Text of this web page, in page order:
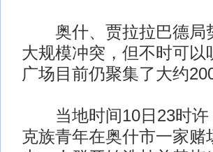
奥什、贾拉拉巴德局
大规模冲突，但不时可
广场目前仍聚集了大约
当地时间10日23时许
克族青年在奥什市一家